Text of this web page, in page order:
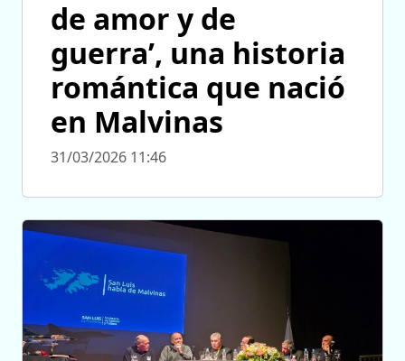
de amor y de
guerra’, una historia
romántica que nació
en Malvinas
31/03/2026 11:46